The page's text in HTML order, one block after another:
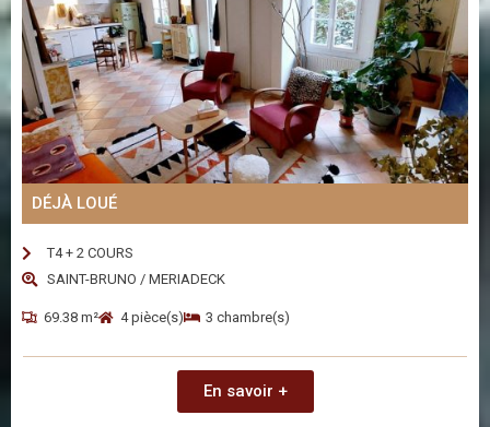
DÉJÀ LOUÉ
T4 + 2 COURS
SAINT-BRUNO / MERIADECK
69.38 m² 4 pièce(s) 3 chambre(s)
En savoir +